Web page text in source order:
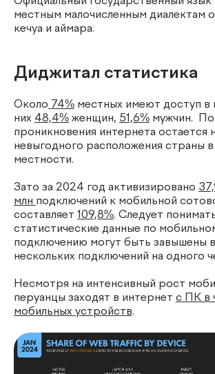
местным малочисленным диалектам
кечуа и аймара.
Диджитал статистика
Около 74% местных имеют доступ в
них 48,4% женщин, 51,6% мужчин.
проникновения интернета остается
невыгодного расположения страны
местности.
Зато за 2024 год активизировано
млн подключений к мобильной
составляет 109,8%. Следует
статистические данные по
подключению могут быть завышены
нескольких подключений на одного
Несмотря на интенсивный рост
перуанцы заходят в интернет с ПК в
мобильных устройств.